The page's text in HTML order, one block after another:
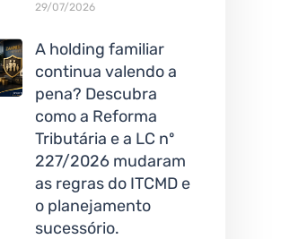
29/07/2026
A holding familiar
continua valendo a
pena? Descubra
como a Reforma
Tributária e a LC nº
227/2026 mudaram
as regras do ITCMD e
o planejamento
sucessório.